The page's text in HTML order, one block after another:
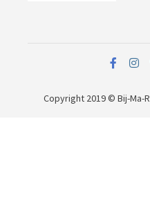
Copyright 2019 © Bij-Ma-